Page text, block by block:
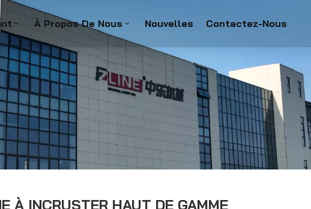
À Propos De Nous Nouvelles Contactez-Nous
À INCRUSTER HAUT DE GAMME